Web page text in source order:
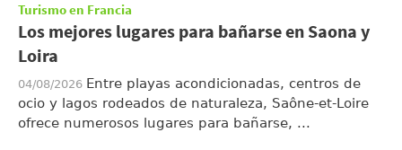
Turismo en Francia
Los mejores lugares para bañarse en Saona y
Loira
04/08/2026 Entre playas acondicionadas, centros de
ocio y lagos rodeados de naturaleza, Saône-et-Loire
ofrece numerosos lugares para bañarse, ...